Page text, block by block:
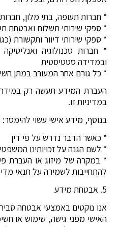
* חברות תעופה, בתי מלון, חברות
* ספקי שירותי תשלום ואבטחת
* ספקי שירותי דיוור ותקשורת
* חברות טכנולוגיה
ובמדידה סטטיסטית
* כל גורם אחר המעורב במתן
העברת המידע תעשה רק
במדיניות זו.
בנוסף, מידע אישי עשוי להימסר:
* כאשר הדבר נדרש על פי דין
* לשם הגנה על זכויותינו
* במקרה של מיזוג או העברת
להתחייבות לשמירה על תנאי
5. אבטחת מידע
אנו נוקטים באמצעי אבטחה
האישי מפני גישה, שימוש או